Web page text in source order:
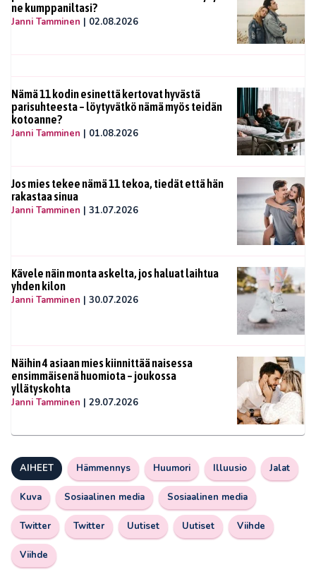
ne kumppaniltasi?
Janni Tamminen | 02.08.2026
Nämä 11 kodin esinettä kertovat hyvästä
parisuhteesta – löytyvätkö nämä myös teidän
kotoanne?
Janni Tamminen | 01.08.2026
Jos mies tekee nämä 11 tekoa, tiedät että hän
rakastaa sinua
Janni Tamminen | 31.07.2026
Kävele näin monta askelta, jos haluat laihtua
yhden kilon
Janni Tamminen | 30.07.2026
Näihin 4 asiaan mies kiinnittää naisessa
ensimmäisenä huomiota – joukossa
yllätyskohta
Janni Tamminen | 29.07.2026
AIHEET Hämmennys Huumori Illuusio Jalat
Kuva Sosiaalinen media Sosiaalinen media
Twitter Twitter Uutiset Uutiset Viihde
Viihde